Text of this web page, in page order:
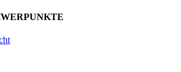
| Recht und Steuern Spanien